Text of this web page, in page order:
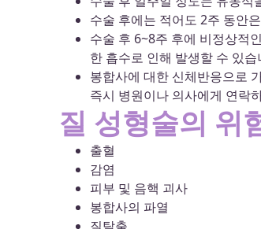
수술 후에는 적어도 2주 동안
수술 후 6~8주 후에 비정상적
한 흡수로 인해 발생할 수 있습
봉합사에 대한 신체반응으로
즉시 병원이나 의사에게 연락
질 성형술의 위
출혈
감염
피부 및 음핵 괴사
봉합사의 파열